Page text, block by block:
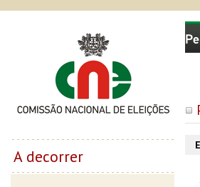
A decorrer